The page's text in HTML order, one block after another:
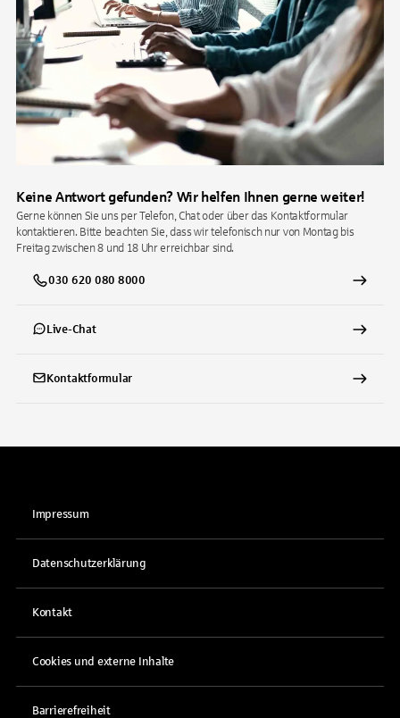
Keine Antwort gefunden? Wir helfen Ihnen gerne weiter!
Gerne können Sie uns per Telefon, Chat oder über das Kontaktformular
kontaktieren. Bitte beachten Sie, dass wir telefonisch nur von Montag bis
Freitag zwischen 8 und 18 Uhr erreichbar sind.
030 620 080 8000
Live-Chat
Kontaktformular
Impressum
Datenschutzerklärung
Kontakt
Cookies und externe Inhalte
Barrierefreiheit